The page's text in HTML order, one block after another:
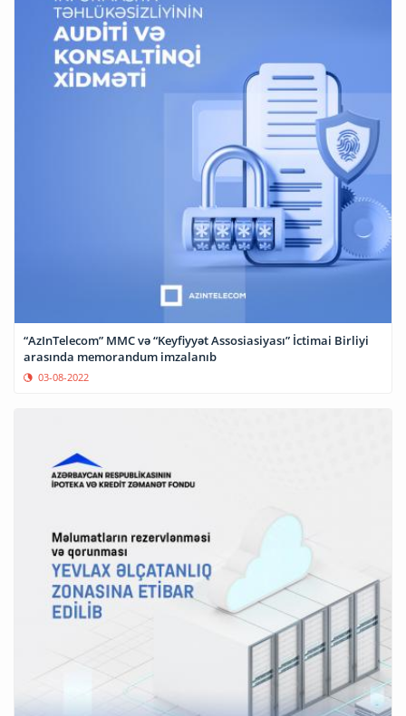
“AzInTelecom” MMC və “Keyfiyyət Assosiasiyası” İctimai Birliyi
arasında memorandum imzalanıb
03-08-2022